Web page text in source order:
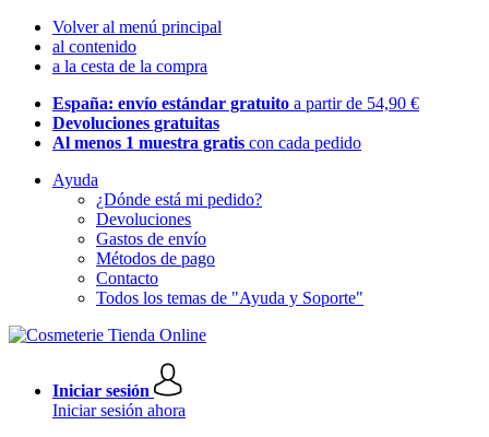
Volver al menú principal
al contenido
a la cesta de la compra
España: envío estándar gratuito a partir de 54,90 €
Devoluciones gratuitas
Al menos 1 muestra gratis con cada pedido
Ayuda
¿Dónde está mi pedido?
Devoluciones
Gastos de envío
Métodos de pago
Contacto
Todos los temas de "Ayuda y Soporte"
Iniciar sesión
Iniciar sesión ahora